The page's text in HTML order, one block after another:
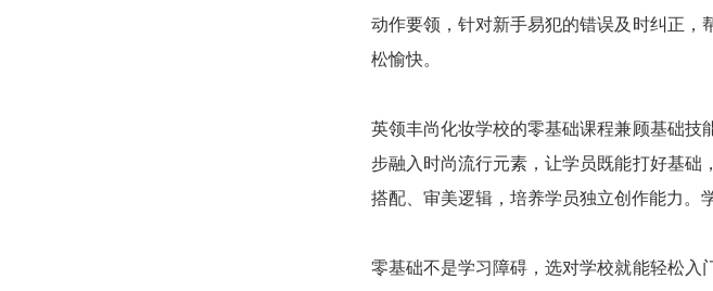
动作要领，针对新手易犯的错误及时纠正，
松愉快。
英领丰尚化妆学校的零基础课程兼顾基础技
步融入时尚流行元素，让学员既能打好基
搭配、审美逻辑，培养学员独立创作能力。
零基础不是学习障碍，选对学校就能轻松入